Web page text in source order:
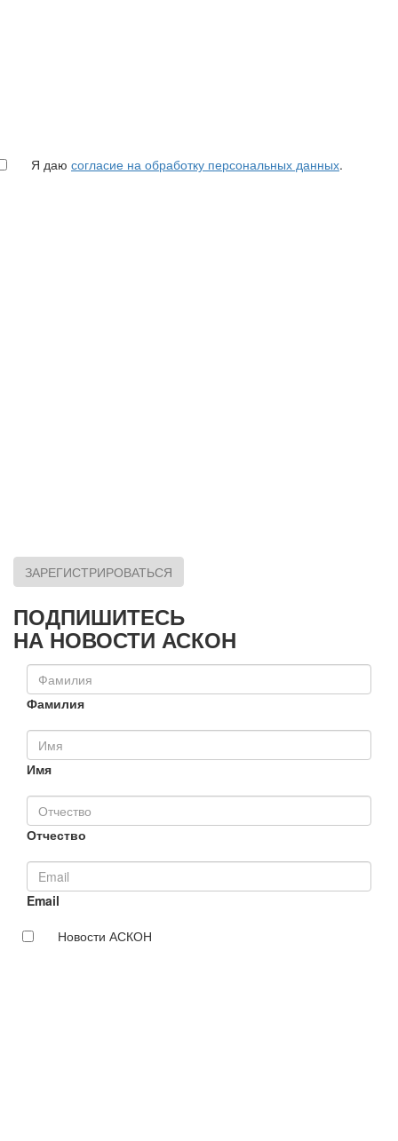
Я даю согласие на обработку персональных данных.
ЗАРЕГИСТРИРОВАТЬСЯ
ПОДПИШИТЕСЬ
НА НОВОСТИ АСКОН
Фамилия
Имя
Отчество
Email
Новости АСКОН